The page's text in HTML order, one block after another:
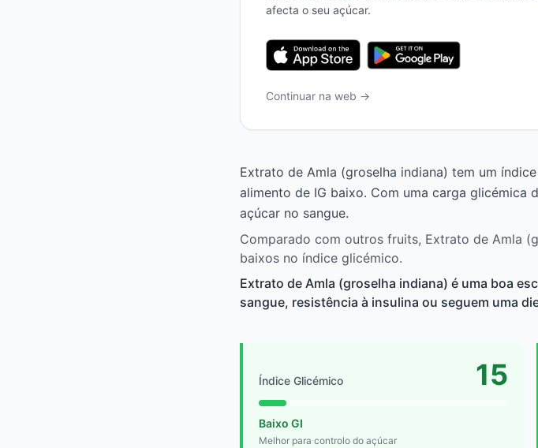
afecta o seu açúcar.
Continuar na web →
Extrato de Amla (groselha indiana) tem um
alimento de IG baixo. Com uma carga glicémica
açúcar no sangue.
Comparado com outros fruits, Extrato de Amla
baixos no índice glicémico.
Extrato de Amla (groselha indiana) é uma boa
sangue, resistência à insulina ou seguem uma
Índice Glicémico 15
Baixo GI
Melhor para controlo do açúcar